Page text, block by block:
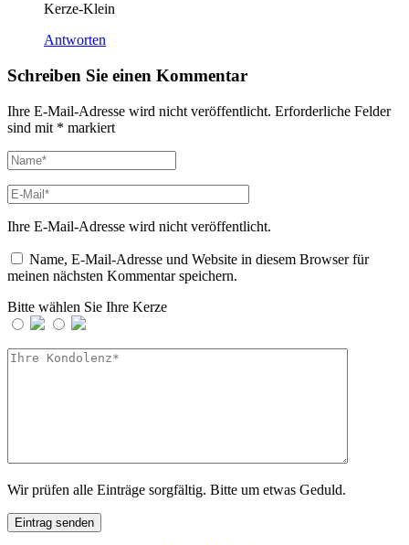
Kerze-Klein
Antworten
Schreiben Sie einen Kommentar
Ihre E-Mail-Adresse wird nicht veröffentlicht. Erforderliche Felder
sind mit * markiert
Ihre E-Mail-Adresse wird nicht veröffentlicht.
Name, E-Mail-Adresse und Website in diesem Browser für
meinen nächsten Kommentar speichern.
Bitte wählen Sie Ihre Kerze
Wir prüfen alle Einträge sorgfältig. Bitte um etwas Geduld.